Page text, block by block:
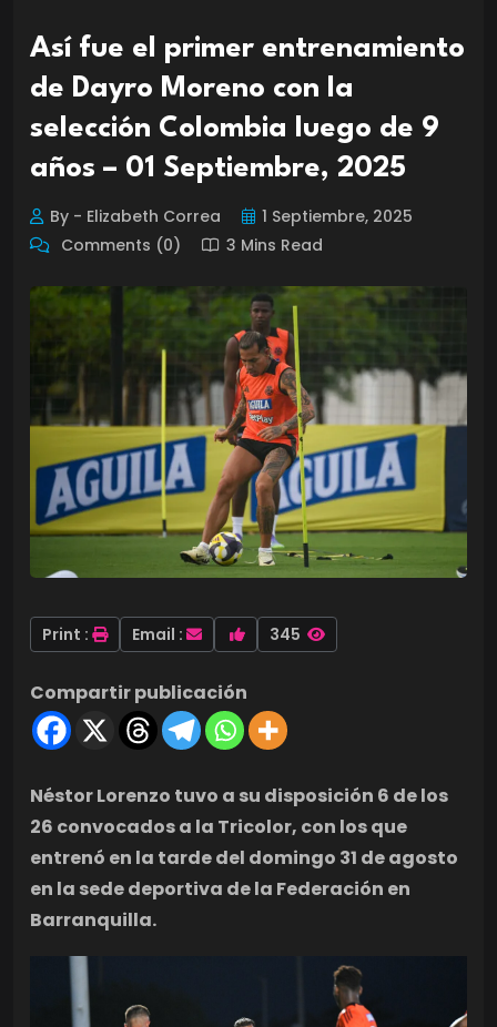
Así fue el primer entrenamiento
de Dayro Moreno con la
selección Colombia luego de 9
años – 01 Septiembre, 2025
By - Elizabeth Correa
1 Septiembre, 2025
Comments (0)
3 Mins Read
Print : Email : 345
Compartir publicación
Néstor Lorenzo tuvo a su disposición 6 de los
26 convocados a la Tricolor, con los que
entrenó en la tarde del domingo 31 de agosto
en la sede deportiva de la Federación en
Barranquilla.